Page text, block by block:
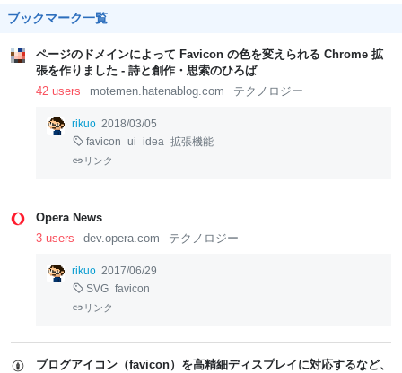
ブックマーク一覧
ページのドメインによって Favicon の色を変えられる Chrome 拡
張を作りました - 詩と創作・思索のひろば
42 users
motemen.hatenablog.com テクノロジー
rikuo 2018/03/05
favicon ui idea 拡張機能
リンク
Opera News
3 users
dev.opera.com テクノロジー
rikuo 2017/06/29
SVG favicon
リンク
ブログアイコン（favicon）を高精細ディスプレイに対応するなど、